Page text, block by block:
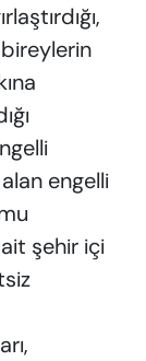
engelli
şehir içi